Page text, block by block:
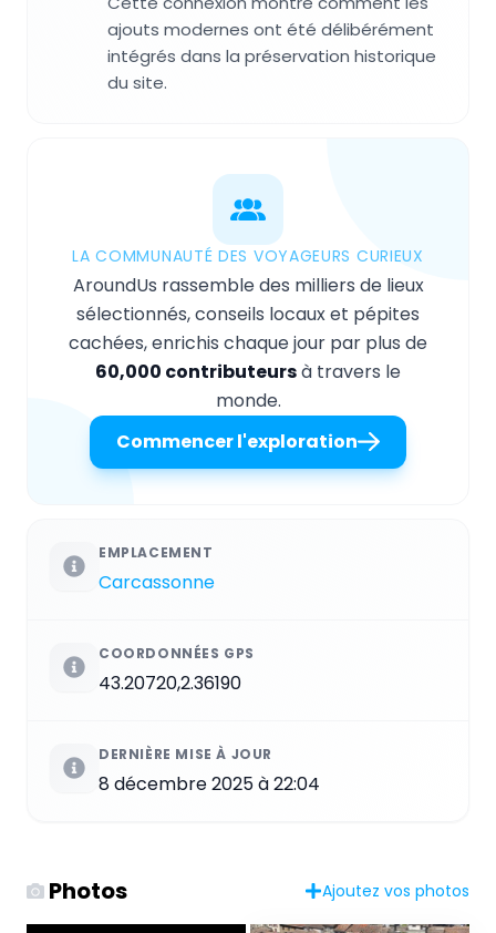
ajouts modernes ont été délibérément
intégrés dans la préservation historique
du site.
LA COMMUNAUTÉ DES VOYAGEURS CURIEUX
AroundUs rassemble des milliers de lieux
sélectionnés, conseils locaux et pépites
cachées, enrichis chaque jour par plus de
60,000 contributeursà travers le
monde.
Commencer l'exploration
EMPLACEMENT
Carcassonne
COORDONNÉES GPS
43.20720,2.36190
DERNIÈRE MISE À JOUR
8 décembre 2025 à 22:04
Photos Ajoutez vos photos